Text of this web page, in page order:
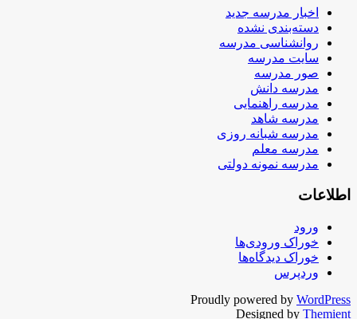
اخبار مدرسه جدید
دسته‌بندی نشده
روانشناسی مدرسه
سایت مدرسه
صور مدرسه
مدرسه دانش
مدرسه راهنمایی
مدرسه شاهد
مدرسه شبانه روزی
مدرسه معلم
مدرسه نمونه دولتی
اطلاعات
ورود
خوراک ورودی‌ها
خوراک دیدگاه‌ها
وردپرس
Proudly powered by WordPress
Designed by Themient